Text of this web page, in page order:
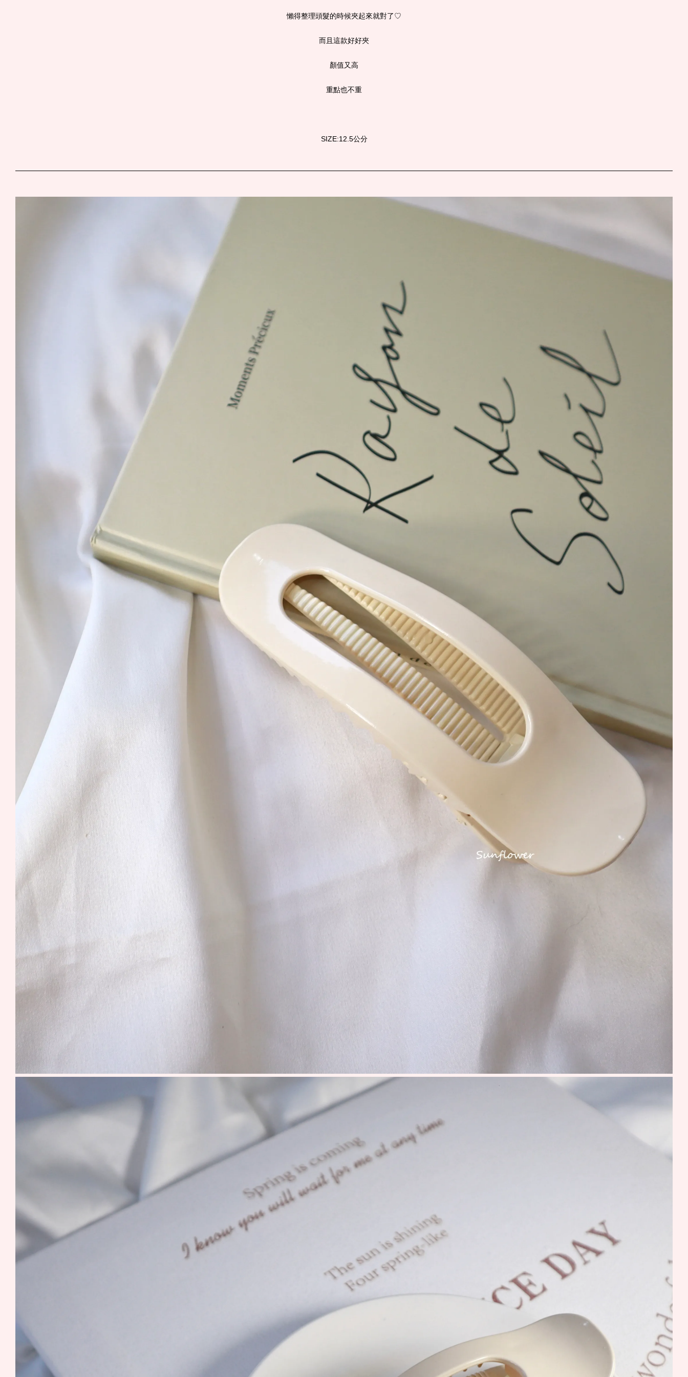
懶得整理頭髮的時候夾起來就對了♡
而且這款好好夾
顏值又高
重點也不重
SIZE:12.5公分